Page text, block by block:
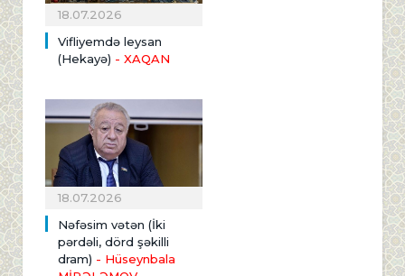
18.07.2026
Vifliyemdə leysan
(Hekayə) - XAQAN
18.07.2026
Nəfəsim vətən (İki
pərdəli, dörd şəkilli
dram) - Hüseynbala